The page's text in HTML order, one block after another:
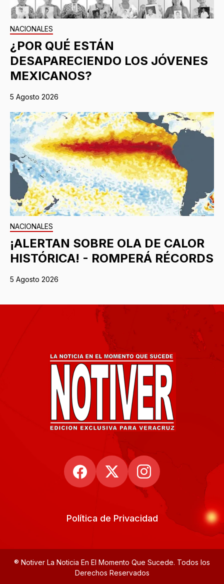
NACIONALES
¿POR QUÉ ESTÁN
DESAPARECIENDO LOS JÓVENES
MEXICANOS?
5 Agosto 2026
NACIONALES
¡ALERTAN SOBRE OLA DE CALOR
HISTÓRICA! - ROMPERÁ RÉCORDS
5 Agosto 2026
Política de Privacidad
® Notiver La Noticia En El Momento Que Sucede. Todos los
Derechos Reservados